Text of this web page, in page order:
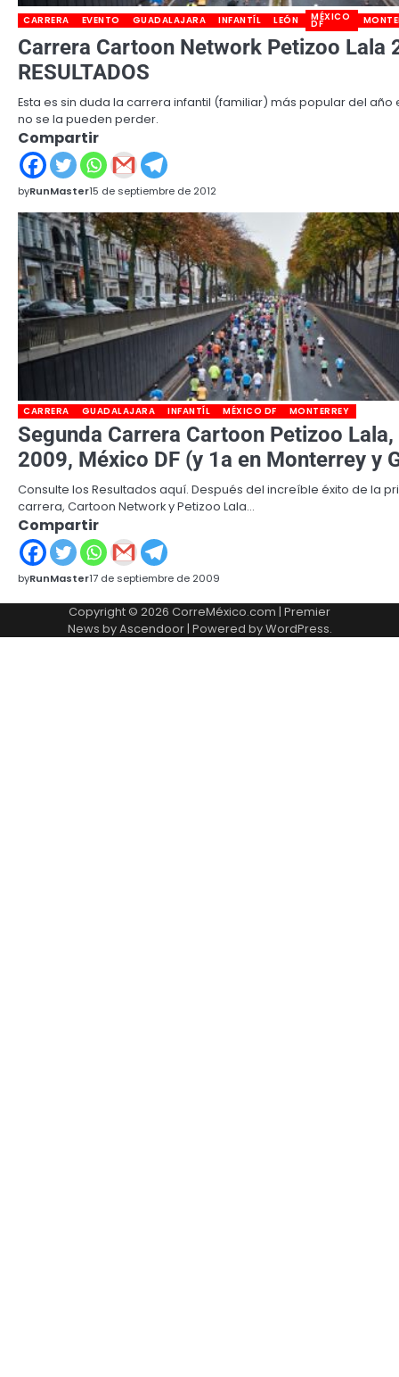
CARRERA EVENTO GUADALAJARA INFANTÍL LEÓN MÉXICO
DF
Carrera Cartoon Network Petizoo Lala
RESULTADOS
Esta es sin duda la carrera infantil (familiar) más popular del año
no se la pueden perder.
Compartir
byRunMaster15 de septiembre de 2012
CARRERA GUADALAJARA INFANTÍL MÉXICO DF MONTERREY
Segunda Carrera Cartoon Petizoo
2009, México DF (y 1a en Monterrey y
Consulte los Resultados aquí. Después del increíble éxito de la
carrera, Cartoon Network y Petizoo Lala…
Compartir
byRunMaster17 de septiembre de 2009
Copyright © 2026 CorreMéxico.com | Premier
News byAscendoor| Powered byWordPress.